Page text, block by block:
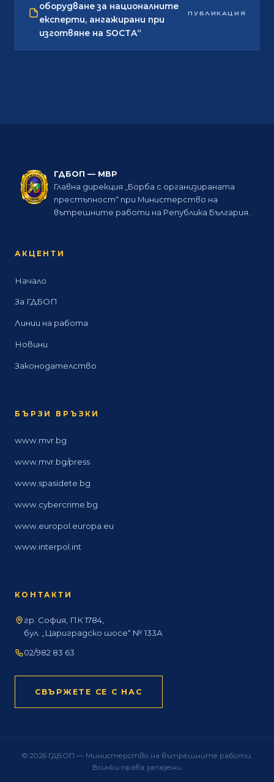
оборудване за националните
експерти, ангажирани при
изготвяне на SOCTA“
ПУБЛИКАЦИЯ
ГДБОП — МВР
Главна дирекция „Борба с организираната
престъпност“ при Министерство на
вътрешните работи на Република България.
АКЦЕНТИ
Начало
За ГДБОП
Линии на работа
Новини
Законодателство
БЪРЗИ ВРЪЗКИ
www.mvr.bg
www.mvr.bg/press
www.spasidete.bg
www.cybercrime.bg
www.europol.europa.eu
www.interpol.int
КОНТАКТИ
гр. София, ПК 1784,
бул. „Цариградско шосе“ № 133А
02/982 83 63
СВЪРЖЕТЕ СЕ С НАС
© 2026 ГДБОП — Министерство на вътрешните работи.
Всички права запазени.